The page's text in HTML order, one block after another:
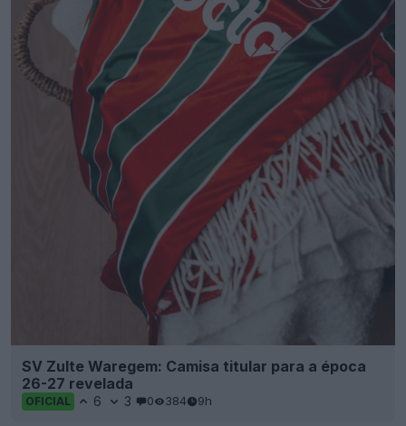
SV Zulte Waregem: Camisa titular para a época
26-27 revelada
OFICIAL 6 3 0 384 9h